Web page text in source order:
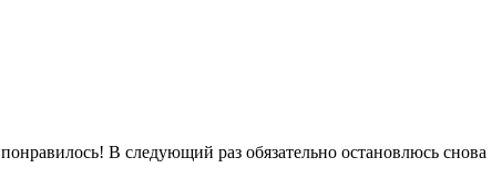
В следующий раз обязательно остановлюсь снова